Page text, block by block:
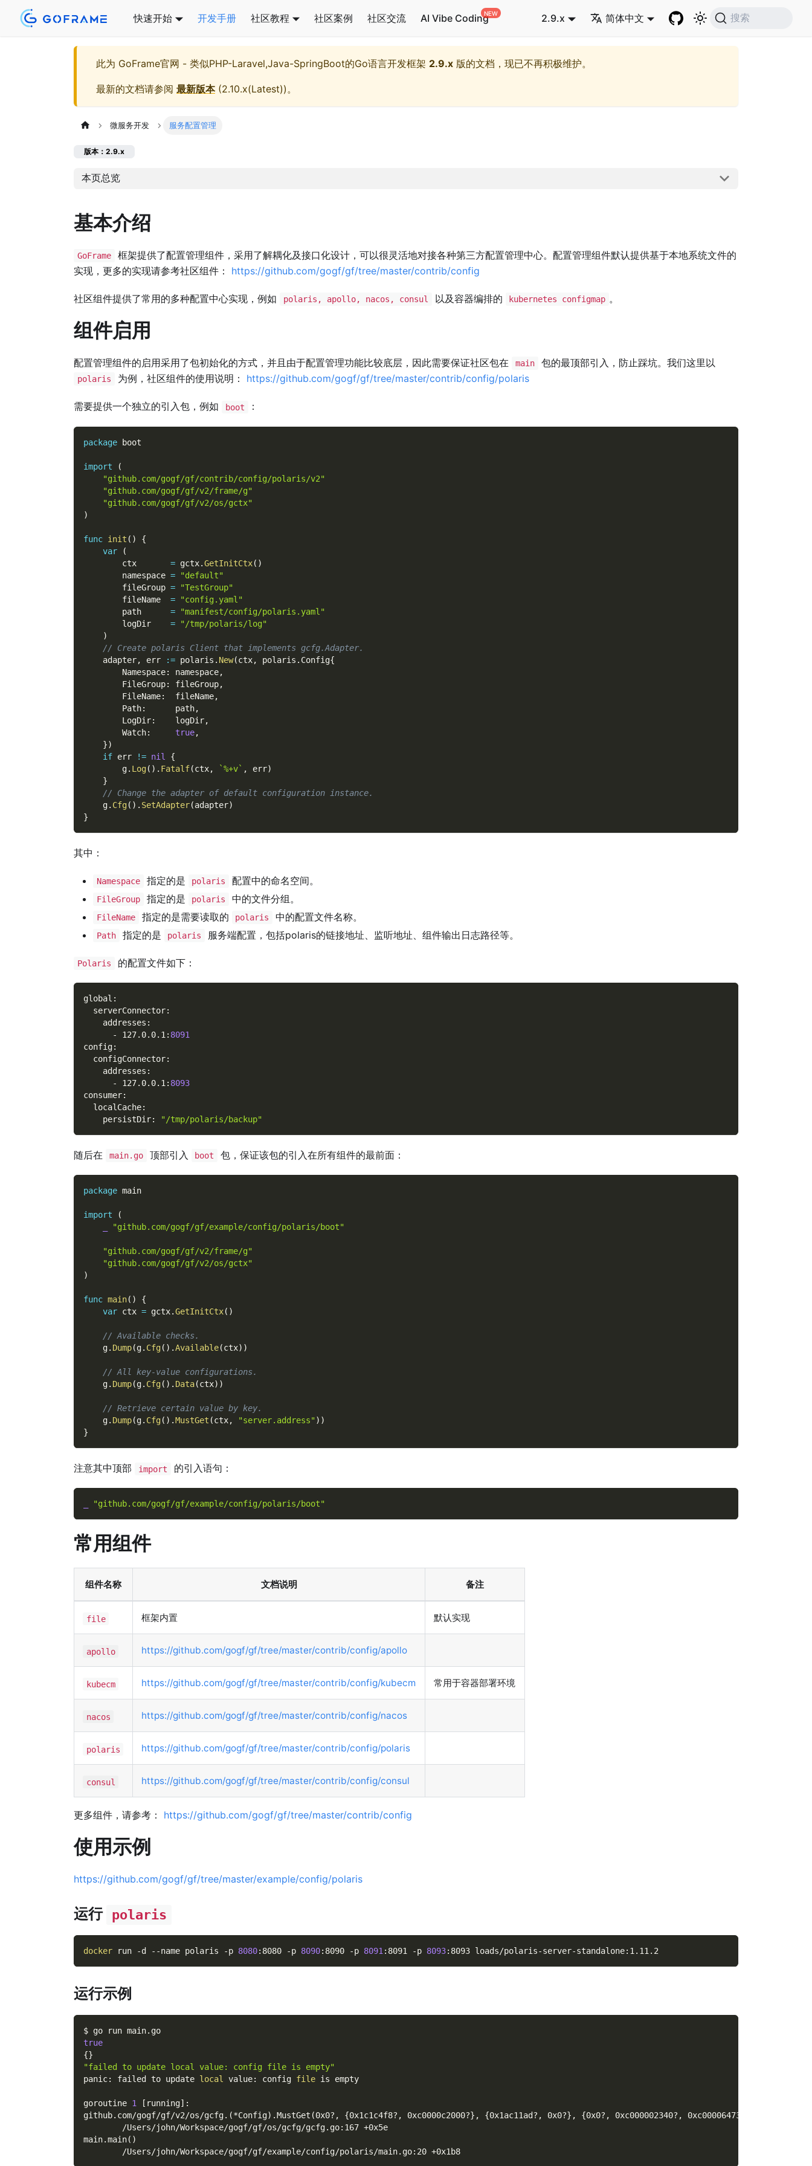
快速开始 开发手册 社区教程 社区案例 社区交流 AI Vibe Coding 2.9.x 简体中文 搜索
此为 GoFrame官网 - 类似PHP-Laravel,Java-SpringBoot的Go语言开发框架 2.9.x 版的文档，现已不再积极维护。
最新的文档请参阅 最新版本(2.10.x(Latest))。
微服务开发 服务配置管理
版本：2.9.x
本页总览
基本介绍
GoFrame
框架提供了配置管理组件，采用了解耦化及接口化设计，可以很灵活地对接各种第三方配置管理中心。配置管理组件默认提供基于本地系统文件的
实现，更多的实现请参考社区组件： https://github.com/gogf/gf/tree/master/contrib/config
社区组件提供了常用的多种配置中心实现，例如 polaris, apollo, nacos, consul 以及容器编排的 kubernetes configmap 。
组件启用
配置管理组件的启用采用了包初始化的方式，并且由于配置管理功能比较底层，因此需要保证社区包在 main 包的最顶部引入，防止踩坑。我们这里以
polaris 为例，社区组件的使用说明： https://github.com/gogf/gf/tree/master/contrib/config/polaris
需要提供一个独立的引入包，例如 boot ：
package boot
import
(
"github.com/gogf/gf/contrib/config/polaris/v2"
"github.com/gogf/gf/v2/frame/g"
"github.com/gogf/gf/v2/os/gctx"
)
func init ( )
{
var
(
        ctx
= gctx.GetInitCtx( )
        namespace
=
"default"
        fileGroup
=
"TestGroup"
        fileName
=
"config.yaml"
        path
=
"manifest/config/polaris.yaml"
        logDir
=
"/tmp/polaris/log"
)
// Create polaris Client that implements gcfg.Adapter.
    adapter
, err := polaris . New(ctx, polaris . Config{
        Namespace
: namespace,
        FileGroup
: fileGroup,
        FileName
:
  fileName
,
        Path
:
      path
,
        LogDir
:
    logDir
,
        Watch
: true,
})
if err != nil
{
        g
. Log( ) . Fatalf(ctx, `%+v` , err)
}
// Change the adapter of default configuration instance.
    g
. Cfg( ) . SetAdapter(adapter)
}
其中：
Namespace 指定的是 polaris 配置中的命名空间。
FileGroup 指定的是 polaris 中的文件分组。
FileName 指定的是需要读取的 polaris 中的配置文件名称。
Path 指定的是 polaris 服务端配置，包括polaris的链接地址、监听地址、组件输出日志路径等。
Polaris 的配置文件如下：
global :
serverConnector:
addresses :
-
127.0.0.1: 8091
config:
configConnector:
addresses :
-
127.0.0.1: 8093
consumer:
localCache:
persistDir: "/tmp/polaris/backup"
随后在 main.go 顶部引入 boot 包，保证该包的引入在所有组件的最前面：
package main
import
(
"github.com/gogf/gf/example/config/polaris/boot"
"github.com/gogf/gf/v2/frame/g"
"github.com/gogf/gf/v2/os/gctx"
)
func main( )
{
var ctx = gctx.GetInitCtx( )
// Available checks.
    g
. Dump(g. Cfg( ) .Available(ctx) )
// All key-value configurations.
    g
. Dump(g. Cfg( ) . Data(ctx) )
// Retrieve certain value by key.
    g
. Dump(g. Cfg( ) .MustGet (ctx, "server.address") )
}
注意其中顶部 import 的引入语句：
"github.com/gogf/gf/example/config/polaris/boot"
常用组件
组件名称 文档说明 备注
file 框架内置 默认实现
apollo https://github.com/gogf/gf/tree/master/contrib/config/apollo
kubecm https://github.com/gogf/gf/tree/master/contrib/config/kubecm 常用于容器部署环境
nacos https://github.com/gogf/gf/tree/master/contrib/config/nacos
polaris https://github.com/gogf/gf/tree/master/contrib/config/polaris
consul https://github.com/gogf/gf/tree/master/contrib/config/consul
更多组件，请参考： https://github.com/gogf/gf/tree/master/contrib/config
使用示例
https://github.com/gogf/gf/tree/master/example/config/polaris
运行 polaris
docker run -d --name polaris -p 8080:8080 -p 8090:8090 -p 8091:8091 -p 8093:8093 loads/polaris-server-standalone:1.11.2
运行示例
$ go run main.go
true
{}
"failed to update local value: config file is empty"
panic: failed to update local value: config file is empty
goroutine 1 [ running] :
github.com/gogf/gf/v2/os/gcfg. (*Config) .MustGet (0x0?, {0x1c1c4f8?, 0xc0000c2000?} , {0x1ac11ad?, 0x0?} , {0x0?, 0xc000002340?, 0xc000064738?
        /Users/john/Workspace/gogf/gf/os/gcfg/gcfg.go:167 +0x5e
main.main( )
        /Users/john/Workspace/gogf/gf/example/config/polaris/main.go:20 +0x1b8